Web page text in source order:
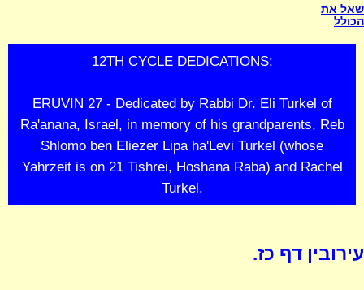
שאל את
הכולל
12TH CYCLE DEDICATIONS:
ERUVIN 27 - Dedicated by Rabbi Dr. Eli Turkel of
Ra'anana, Israel, in memory of his grandparents, Reb
Shlomo ben Eliezer Lipa ha'Levi Turkel (whose
Yahrzeit is on 21 Tishrei, Hoshana Raba) and Rachel
Turkel.
עירובין דף כז.